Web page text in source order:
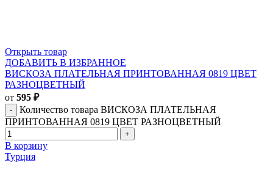
Открыть товар
ДОБАВИТЬ В ИЗБРАННОЕ
ВИСКОЗА ПЛАТЕЛЬНАЯ ПРИНТОВАННАЯ 0819 ЦВЕТ
РАЗНОЦВЕТНЫЙ
от 595 ₽
Количество товара ВИСКОЗА ПЛАТЕЛЬНАЯ
ПРИНТОВАННАЯ 0819 ЦВЕТ РАЗНОЦВЕТНЫЙ
В корзину
Турция